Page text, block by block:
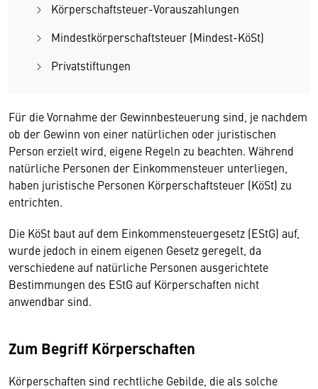
Körperschaftsteuer-Vorauszahlungen
Mindestkörperschaftsteuer (Mindest-KöSt)
Privatstiftungen
Für die Vornahme der Gewinnbesteuerung sind, je nachdem
ob der Gewinn von einer natürlichen oder juristischen
Person erzielt wird, eigene Regeln zu beachten. Während
natürliche Personen der Einkommensteuer unterliegen,
haben juristische Personen Körperschaftsteuer (KöSt) zu
entrichten.
Die KöSt baut auf dem Einkommensteuergesetz (EStG) auf,
wurde jedoch in einem eigenen Gesetz geregelt, da
verschiedene auf natürliche Personen ausgerichtete
Bestimmungen des EStG auf Körperschaften nicht
anwendbar sind.
Zum Begriff Körperschaften
Körperschaften sind rechtliche Gebilde, die als solche